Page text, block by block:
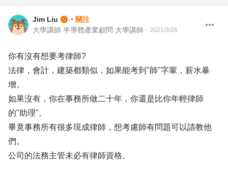
Jim Liu ・ 關注
大學講師 半導體產業顧問 大學講師 ・ 2021/3/26
你有沒有想要考律師?
法律，會計，建築都類似，如果能考到"師"字輩，薪水暴
增。
如果沒有，你在事務所做二十年，你還是比你年輕律師
的"助理"。
畢竟事務所有很多現成律師，想考慮師有問題可以請教他
們。
公司的法務主管未必有律師資格。